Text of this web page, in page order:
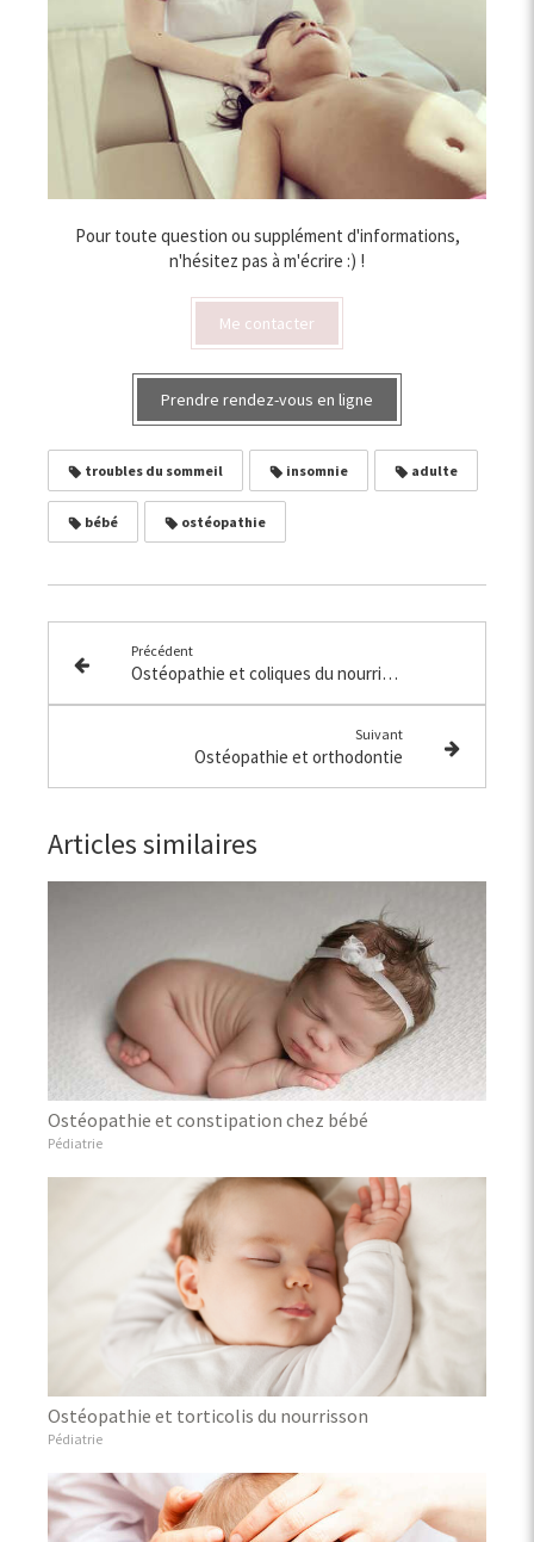
Pour toute question ou supplément d'informations,
n'hésitez pas à m'écrire :) !
Me contacter
Prendre rendez-vous en ligne
troubles du sommeil insomnie adulte
bébé ostéopathie
Précédent
Ostéopathie et coliques du nourrisson
Suivant
Ostéopathie et orthodontie
Articles similaires
Ostéopathie et constipation chez bébé
Pédiatrie
Ostéopathie et torticolis du nourrisson
Pédiatrie